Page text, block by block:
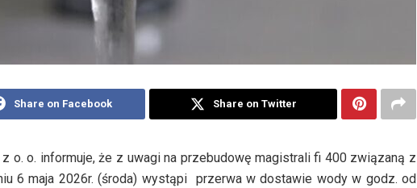
Share on Facebook Share on Twitter
o. o. informuje, że z uwagi na przebudowę magistrali fi 400 związaną z
6 maja 2026r. (środa) wystąpi przerwa w dostawie wody w godz. od